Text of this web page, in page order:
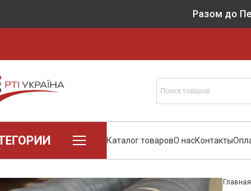
Разом до
Каталог товаровО насКонтакты
Главная